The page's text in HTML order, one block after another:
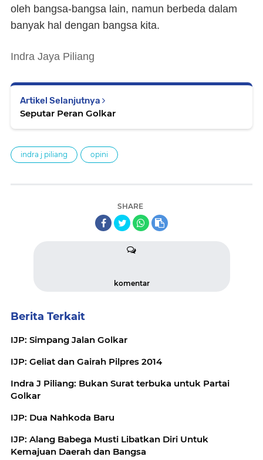
oleh bangsa-bangsa lain, namun berbeda dalam
banyak hal dengan bangsa kita.
Indra Jaya Piliang
Artikel Selanjutnya
Seputar Peran Golkar
indra j piliang opini
SHARE
komentar
Berita Terkait
IJP: Simpang Jalan Golkar
IJP: Geliat dan Gairah Pilpres 2014
Indra J Piliang: Bukan Surat terbuka untuk Partai
Golkar
IJP: Dua Nahkoda Baru
IJP: Alang Babega Musti Libatkan Diri Untuk
Kemajuan Daerah dan Bangsa